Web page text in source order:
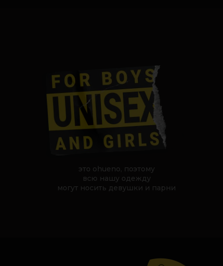
это ohueno, поэтому
всю нашу одежду
могут носить девушки и парни